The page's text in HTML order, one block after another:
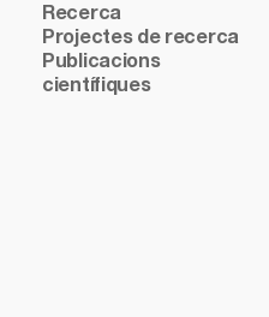
Recerca
Projectes de recerca
Publicacions
científiques